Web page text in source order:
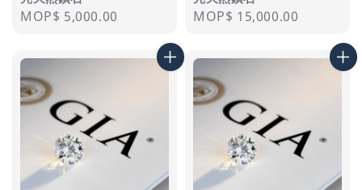
Regular
MOP$ 5,000.00
Regular
MOP$ 15,000.00